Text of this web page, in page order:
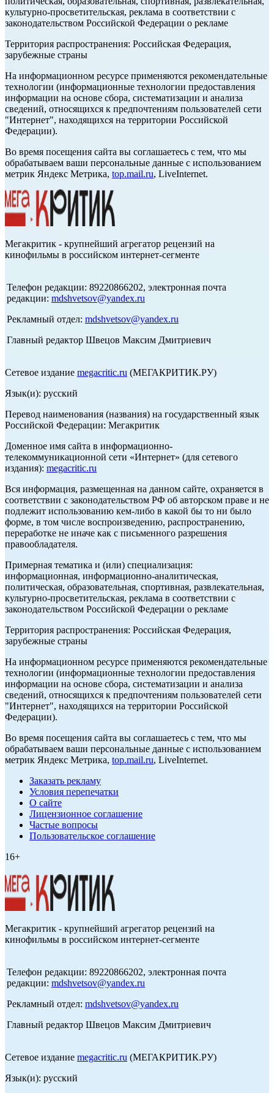
культурно-просветительская, реклама в соответствии с
законодательством Российской Федерации о рекламе
Территория распространения: Российская Федерация,
зарубежные страны
На информационном ресурсе применяются рекомендательные
технологии (информационные технологии предоставления
информации на основе сбора, систематизации и анализа
сведений, относящихся к предпочтениям пользователей сети
"Интернет", находящихся на территории Российской
Федерации).
Во время посещения сайта вы соглашаетесь с тем, что мы
обрабатываем ваши персональные данные с использованием
метрик Яндекс Метрика, top.mail.ru, LiveInternet.
Мегакритик - крупнейший агрегатор рецензий на
кинофильмы в российском интернет-сегменте
Телефон редакции: 89220866202, электронная почта
редакции: mdshvetsov@yandex.ru
Рекламный отдел: mdshvetsov@yandex.ru
Главный редактор Швецов Максим Дмитриевич
Сетевое издание megacritic.ru (МЕГАКРИТИК.РУ)
Язык(и): русский
Перевод наименования (названия) на государственный язык
Российской Федерации: Мегакритик
Доменное имя сайта в информационно-
телекоммуникационной сети «Интернет» (для сетевого
издания): megacritic.ru
Вся информация, размещенная на данном сайте, охраняется в
соответствии с законодательством РФ об авторском праве и не
подлежит использованию кем-либо в какой бы то ни было
форме, в том числе воспроизведению, распространению,
переработке не иначе как с письменного разрешения
правообладателя.
Примерная тематика и (или) специализация:
информационная, информационно-аналитическая,
политическая, образовательная, спортивная, развлекательная,
культурно-просветительская, реклама в соответствии с
законодательством Российской Федерации о рекламе
Территория распространения: Российская Федерация,
зарубежные страны
На информационном ресурсе применяются рекомендательные
технологии (информационные технологии предоставления
информации на основе сбора, систематизации и анализа
сведений, относящихся к предпочтениям пользователей сети
"Интернет", находящихся на территории Российской
Федерации).
Во время посещения сайта вы соглашаетесь с тем, что мы
обрабатываем ваши персональные данные с использованием
метрик Яндекс Метрика, top.mail.ru, LiveInternet.
Заказать рекламу
Условия перепечатки
О сайте
Лицензионное соглашение
Частые вопросы
Пользовательское соглашение
16+
Мегакритик - крупнейший агрегатор рецензий на
кинофильмы в российском интернет-сегменте
Телефон редакции: 89220866202, электронная почта
редакции: mdshvetsov@yandex.ru
Рекламный отдел: mdshvetsov@yandex.ru
Главный редактор Швецов Максим Дмитриевич
Сетевое издание megacritic.ru (МЕГАКРИТИК.РУ)
Язык(и): русский